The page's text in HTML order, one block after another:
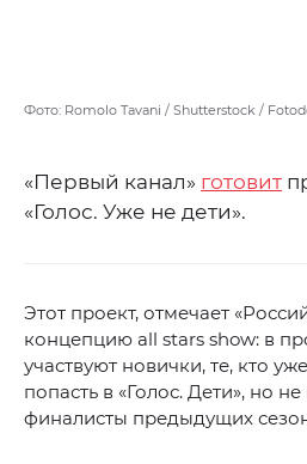
Фото: Romolo Tavani / Shutterstock /
«Первый канал» готовит
«Голос. Уже не дети».
Этот проект, отмечает
концепцию all stars show: в
участвуют новички, те, кто
попасть в «Голос. Дети», но
финалисты предыдущих